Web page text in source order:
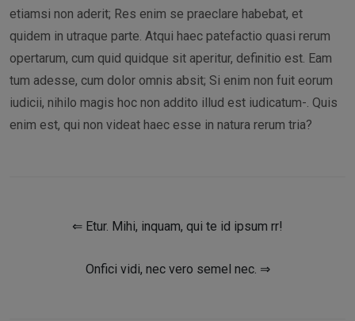
etiamsi non aderit; Res enim se praeclare habebat, et
quidem in utraque parte. Atqui haec patefactio quasi rerum
opertarum, cum quid quidque sit aperitur, definitio est. Eam
tum adesse, cum dolor omnis absit; Si enim non fuit eorum
iudicii, nihilo magis hoc non addito illud est iudicatum-. Quis
enim est, qui non videat haec esse in natura rerum tria?
⇐ Etur. Mihi, inquam, qui te id ipsum rr!
Onfici vidi, nec vero semel nec. ⇒